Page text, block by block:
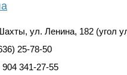
ул. Ленина, 182 (угол
25-78-50
904 341-27-55